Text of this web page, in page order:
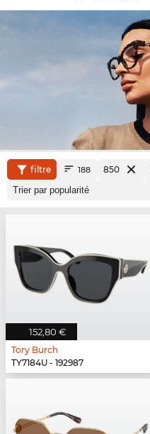
filtre 188 850
152,80 €
Tory Burch
TY7184U - 192987